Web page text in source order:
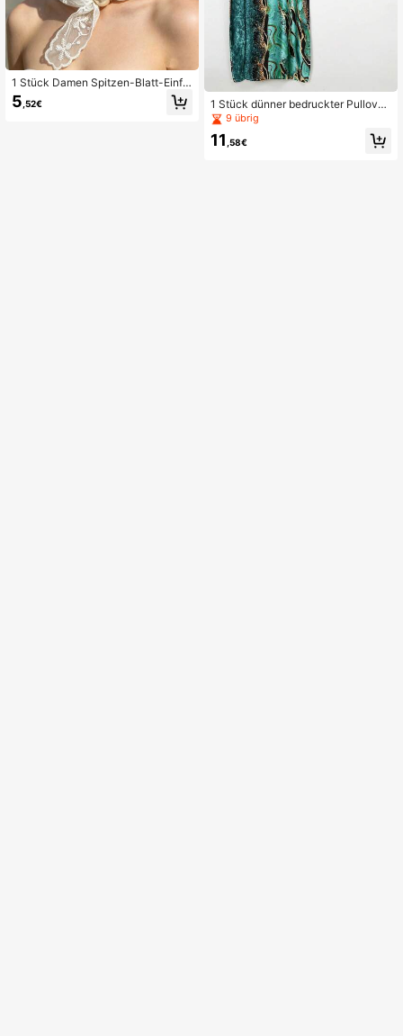
1 Stück Damen Spitzen-Blatt-Einfa
rbig gestickter Halstuch
5 ,52€
1 Stück dünner bedruckter Pullover
-Schal aus Kunstseide mit kleinem
Schal-Set, Damen-Oberbekleidung
Dekoration, Strand-Sonnenschutz,
9 übrig
11 ,58€